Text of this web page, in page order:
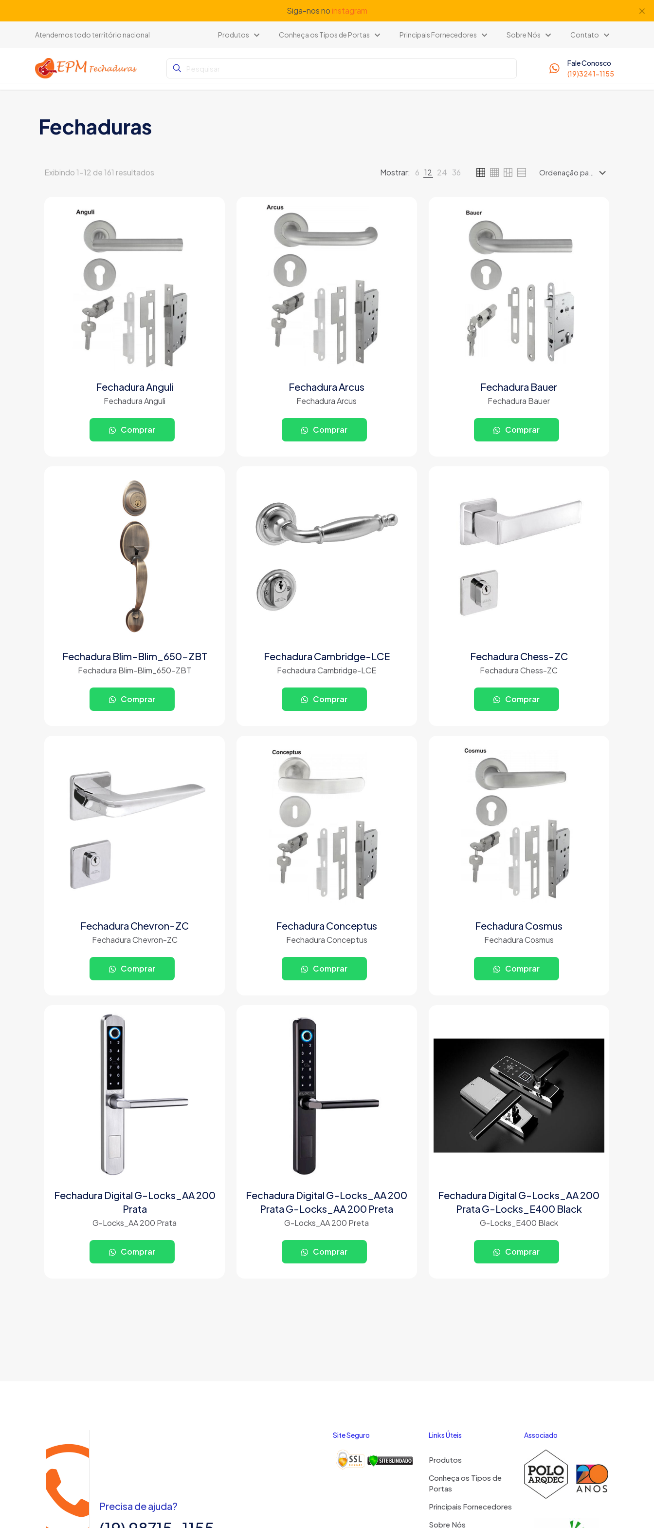
Siga-nos no instagram ✕
Atendemos todo território nacional Produtos Conheça os Tipos de Portas Principais Fornecedores Sobre Nós Contato
Fale Conosco
(19)3241-1155
Fechaduras
Exibindo 1–12 de 161 resultados Mostrar: 6 12 24 36
Fechadura Anguli
Fechadura Anguli
Comprar
Fechadura Arcus
Fechadura Arcus
Comprar
Fechadura Bauer
Fechadura Bauer
Comprar
Fechadura Blim-Blim_650-ZBT
Fechadura Blim-Blim_650-ZBT
Comprar
Fechadura Cambridge-LCE
Fechadura Cambridge-LCE
Comprar
Fechadura Chess-ZC
Fechadura Chess-ZC
Comprar
Fechadura Chevron-ZC
Fechadura Chevron-ZC
Comprar
Fechadura Conceptus
Fechadura Conceptus
Comprar
Fechadura Cosmus
Fechadura Cosmus
Comprar
Fechadura Digital G-Locks_AA 200
Prata
G-Locks_AA 200 Prata
Comprar
Fechadura Digital G-Locks_AA 200
Prata G-Locks_AA 200 Preta
G-Locks_AA 200 Preta
Comprar
Fechadura Digital G-Locks_AA 200
Prata G-Locks_E400 Black
G-Locks_E400 Black
Comprar
Precisa de ajuda?
Site Seguro Links Úteis
Produtos
Conheça os Tipos de
Portas
Principais Fornecedores
Sobre Nós
Associado